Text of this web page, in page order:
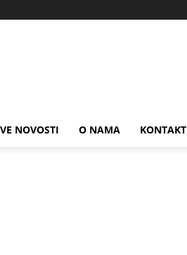
NOVOSTI O NAMA KONTAKT